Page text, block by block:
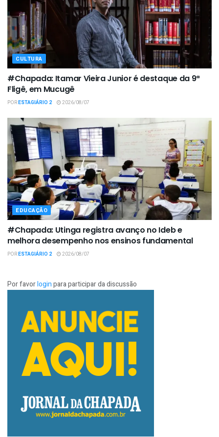
CULTURA
#Chapada: Itamar Vieira Junior é destaque da 9ª
Fligê, em Mucugê
PORESTAGIÁRIO 2 2026/08/07
EDUCAÇÃO
#Chapada: Utinga registra avanço no Ideb e
melhora desempenho nos ensinos fundamental
PORESTAGIÁRIO 2 2026/08/07
Por favorloginpara participar da discussão